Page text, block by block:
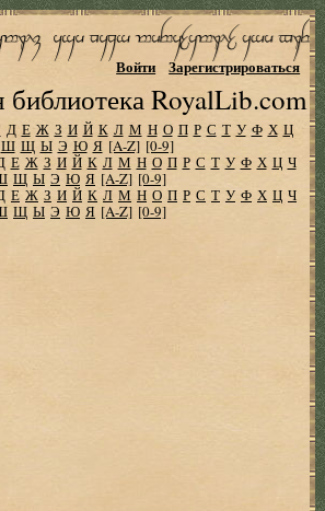
библиотека RoyalLib.com
Войти Зарегистрироваться
Д Е Ж З И Й К Л М Н О П Р С Т У Ф Х Ц
Ш Щ Ы Э Ю Я [A-Z] [0-9]
Е Ж З И Й К Л М Н О П Р С Т У Ф Х Ц Ч
Щ Ы Э Ю Я [A-Z] [0-9]
Е Ж З И Й К Л М Н О П Р С Т У Ф Х Ц Ч
Щ Ы Э Ю Я [A-Z] [0-9]